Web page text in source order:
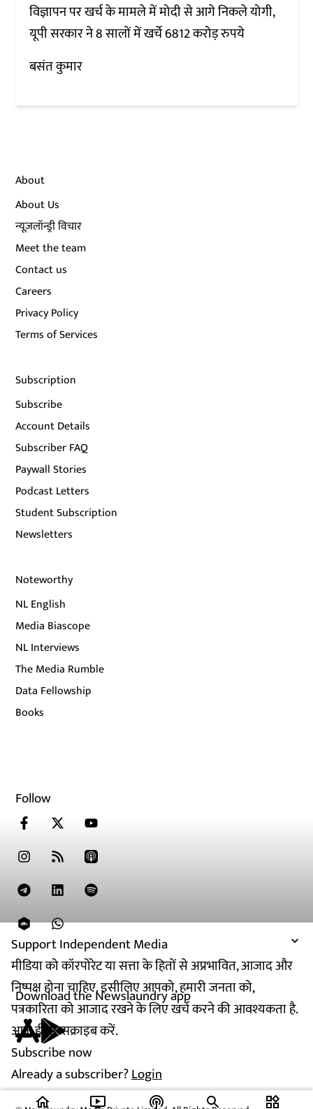
Support Independent Media
मीडिया को कॉरपोरेट या सत्ता के हितों से अप्रभावित, आजाद और
निष्पक्ष होना चाहिए. इसीलिए आपको, हमारी जनता को,
पत्रकारिता को आजाद रखने के लिए खर्च करने की आवश्यकता है.
आज ही सब्सक्राइब करें.
Subscribe now
Already a subscriber?Login
विज्ञापन पर खर्च के मामले में मोदी से आगे निकले योगी,
यूपी सरकार ने 8 सालों में खर्चे 6812 करोड़ रुपये
बसंत कुमार
About
About Us
न्यूज़लॉन्ड्री विचार
Meet the team
Contact us
Careers
Privacy Policy
Terms of Services
Subscription
Subscribe
Account Details
Subscriber FAQ
Paywall Stories
Podcast Letters
Student Subscription
Newsletters
Noteworthy
NL English
Media Biascope
NL Interviews
The Media Rumble
Data Fellowship
Books
Follow
Download the Newslaundry app
home ondemand_video podcasts widgets